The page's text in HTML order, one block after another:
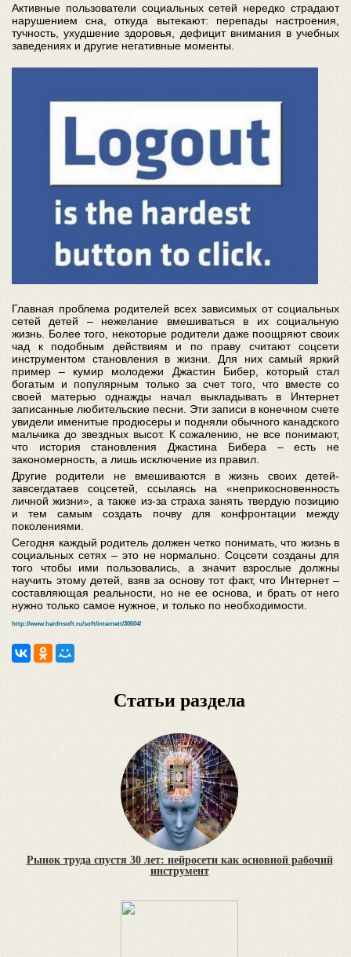
Активные пользователи социальных сетей нередко страдают
нарушением сна, откуда вытекают: перепады настроения,
тучность, ухудшение здоровья, дефицит внимания в учебных
заведениях и другие негативные моменты.
Главная проблема родителей всех зависимых от социальных
сетей детей – нежелание вмешиваться в их социальную
жизнь. Более того, некоторые родители даже поощряют своих
чад к подобным действиям и по праву считают соцсети
инструментом становления в жизни. Для них самый яркий
пример – кумир молодежи Джастин Бибер, который стал
богатым и популярным только за счет того, что вместе со
своей матерью однажды начал выкладывать в Интернет
записанные любительские песни. Эти записи в конечном счете
увидели именитые продюсеры и подняли обычного канадского
мальчика до звездных высот. К сожалению, не все понимают,
что история становления Джастина Бибера – есть не
закономерность, а лишь исключение из правил.
Другие родители не вмешиваются в жизнь своих детей-
завсегдатаев соцсетей, ссылаясь на «неприкосновенность
личной жизни», а также из-за страха занять твердую позицию
и тем самым создать почву для конфронтации между
поколениями.
Сегодня каждый родитель должен четко понимать, что жизнь в
социальных сетях – это не нормально. Соцсети созданы для
того чтобы ими пользовались, а значит взрослые должны
научить этому детей, взяв за основу тот факт, что Интернет –
составляющая реальности, но не ее основа, и брать от него
нужно только самое нужное, и только по необходимости.
http://www.hardnsoft.ru/soft/internett/30604/
Статьи раздела
Рынок труда спустя 30 лет: нейросети как основной рабочий
инструмент